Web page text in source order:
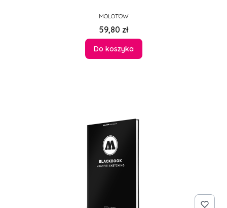
PRODUCENT
MOLOTOW
Cena
59,80 zł
Do koszyka